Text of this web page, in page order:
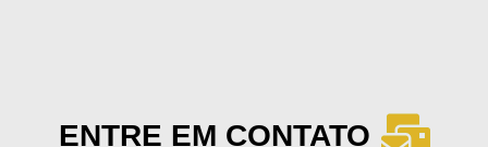
ENTRE EM CONTATO